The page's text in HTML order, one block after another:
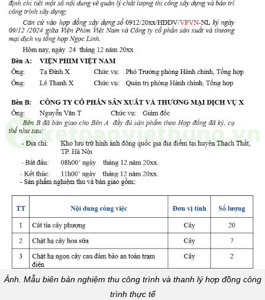
Ảnh. Mẫu biên bản nghiệm thu công trình và thanh lý hợp đồng công
trình thực tế